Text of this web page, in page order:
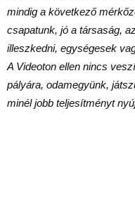
mindig a következő
csapatunk, jó a társaság,
illeszkedni, egységesek
A Videoton ellen nincs
pályára, odamegyünk,
minél jobb teljesítményt